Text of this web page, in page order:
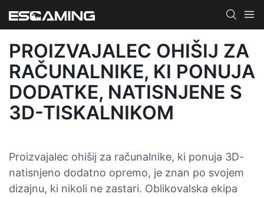
PROIZVAJALEC OHIŠIJ ZA
RAČUNALNIKE, KI PONUJA
DODATKE, NATISNJENE S
3D-TISKALNIKOM
Proizvajalec ohišij za računalnike, ki ponuja 3D-
natisnjeno dodatno opremo, je znan po svojem
dizajnu, ki nikoli ne zastari. Oblikovalska ekipa